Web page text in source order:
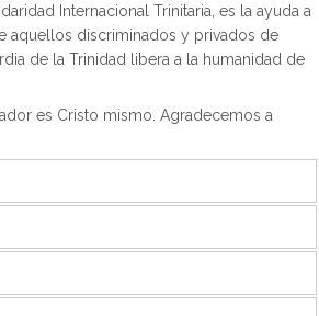
Internacional Trinitaria, es la ayuda a
aquellos discriminados y privados de
de la Trinidad libera a la humanidad de
es Cristo mismo. Agradecemos a